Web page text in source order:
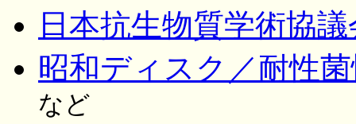
日本抗生物質学術協
昭和ディスク／耐性
など